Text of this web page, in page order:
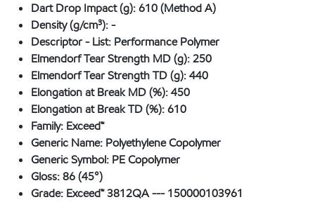
Dart Drop Impact (g):610 (Method A)
Density (g/cm³):-
Descriptor - List: Performance Polymer
Elmendorf Tear Strength MD (g):250
Elmendorf Tear Strength TD (g):440
Elongation at Break MD (%):450
Elongation at Break TD (%):610
Family: Exceed™
Generic Name: Polyethylene Copolymer
Generic Symbol: PE Copolymer
Gloss:86 (45°)
Grade: Exceed™ 3812QA --- 150000103961